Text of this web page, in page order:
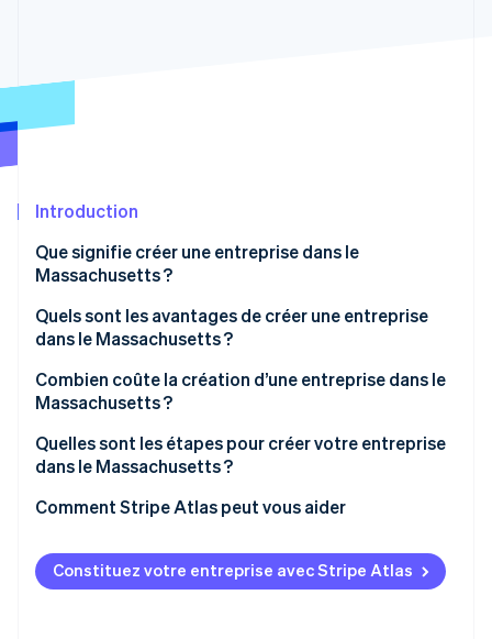
Constitution de start-up
Identity
Découvrez comment Stripe construit l’infrastructure
Regarder la vidéo
Introduction
Que signifie créer une entreprise dans le
Massachusetts ?
Quels sont les avantages de créer une entreprise
dans le Massachusetts ?
Une loi moderne et alignée au niveau national
Incitations financières concrètes
Combien coûte la création d’une entreprise dans le
Massachusetts ?
Quelles sont les étapes pour créer votre entreprise
dans le Massachusetts ?
1. Choisir votre type de société
2. Vérifier la disponibilité et réserver votre nom
3. Identifier votre ou vos fondateurs et vos
Comment Stripe Atlas peut vous aider
S’inscrire sur Atlas
Accepter des paiements et effectuer des
Constituez votre entreprise avec Stripe Atlas